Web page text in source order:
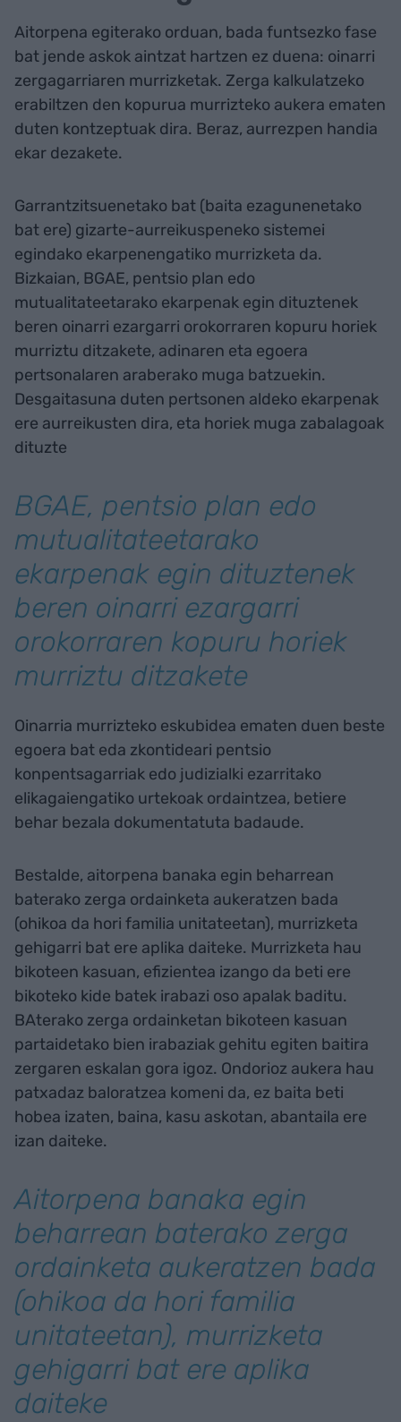
Aitorpena egiterako orduan, bada funtsezko fase
bat jende askok aintzat hartzen ez duena: oinarri
zergagarriaren murrizketak. Zerga kalkulatzeko
erabiltzen den kopurua murrizteko aukera ematen
duten kontzeptuak dira. Beraz, aurrezpen handia
ekar dezakete.
Garrantzitsuenetako bat (baita ezagunenetako
bat ere) gizarte-aurreikuspeneko sistemei
egindako ekarpenengatiko murrizketa da.
Bizkaian, BGAE, pentsio plan edo
mutualitateetarako ekarpenak egin dituztenek
beren oinarri ezargarri orokorraren kopuru horiek
murriztu ditzakete, adinaren eta egoera
pertsonalaren araberako muga batzuekin.
Desgaitasuna duten pertsonen aldeko ekarpenak
ere aurreikusten dira, eta horiek muga zabalagoak
dituzte
BGAE, pentsio plan edo
mutualitateetarako
ekarpenak egin dituztenek
beren oinarri ezargarri
orokorraren kopuru horiek
murriztu ditzakete
Oinarria murrizteko eskubidea ematen duen beste
egoera bat eda zkontideari pentsio
konpentsagarriak edo judizialki ezarritako
elikagaiengatiko urtekoak ordaintzea, betiere
behar bezala dokumentatuta badaude.
Bestalde, aitorpena banaka egin beharrean
baterako zerga ordainketa aukeratzen bada
(ohikoa da hori familia unitateetan), murrizketa
gehigarri bat ere aplika daiteke. Murrizketa hau
bikoteen kasuan, efizientea izango da beti ere
bikoteko kide batek irabazi oso apalak baditu.
BAterako zerga ordainketan bikoteen kasuan
partaidetako bien irabaziak gehitu egiten baitira
zergaren eskalan gora igoz. Ondorioz aukera hau
patxadaz baloratzea komeni da, ez baita beti
hobea izaten, baina, kasu askotan, abantaila ere
izan daiteke.
Aitorpena banaka egin
beharrean baterako zerga
ordainketa aukeratzen bada
(ohikoa da hori familia
unitateetan), murrizketa
gehigarri bat ere aplika
daiteke